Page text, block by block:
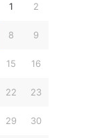
1 2
8 9
15 16
22 23
29 30